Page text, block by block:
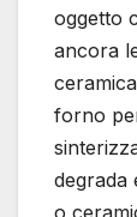
oggetto
ancora
forno
degrada